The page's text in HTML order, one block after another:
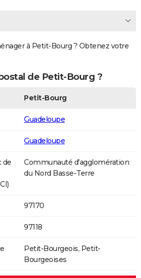
à Petit-Bourg ? Obtenez votre
de Petit-Bourg ?
Petit-Bourg
Guadeloupe
Guadeloupe
de
Communauté d'agglomération
du Nord Basse-Terre
97170
97118
Petit-Bourgeois, Petit-
Bourgeoises